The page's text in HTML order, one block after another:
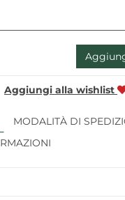
Aggiungi alla wishlist
MODALITÀ DI